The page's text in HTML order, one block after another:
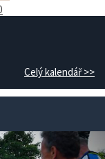
Celý kalendář >>